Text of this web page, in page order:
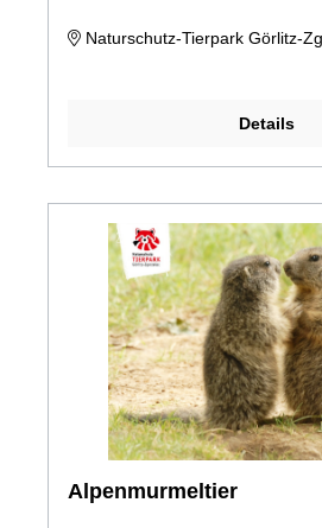
Naturschutz-Tierpark Görlitz-
Details
Alpenmurmeltier